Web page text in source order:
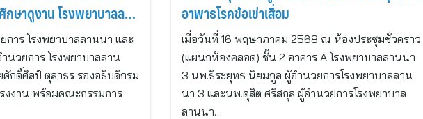
ษาดูงาน โรงพยาบาลลาน
าร โรงพยาบาลลานนา และ
นวยการ โรงพยาบาลลาน
กดิ์ศิลป์ ตุลาธร รองอธิบดีกรม
งงาน พร้อมคณะกรรมการ
อาพาธโรคข้อเข่าเสื่อม
เมื่อวันที่ 16 พฤษาภาคม 2568 ณ ห้องประชุมชั่วคราว
(แผนกห้องคลอด) ชั้น 2 อาคาร A โรงพยาบาลลานนา
3 นพ.ธีระยุทธ นิยมกูล ผู้อำนวยการโรงพยาบาลลาน
นา 3 และนพ.ดุสิต ศรีสกุล ผู้อำนวยการโรงพยาบาล
ลานนา…